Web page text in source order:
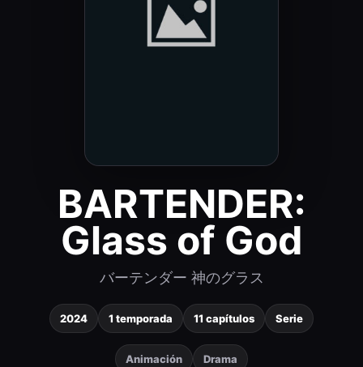
BARTENDER:
Glass of God
バーテンダー 神のグラス
2024 1 temporada 11 capítulos Serie
Animación Drama